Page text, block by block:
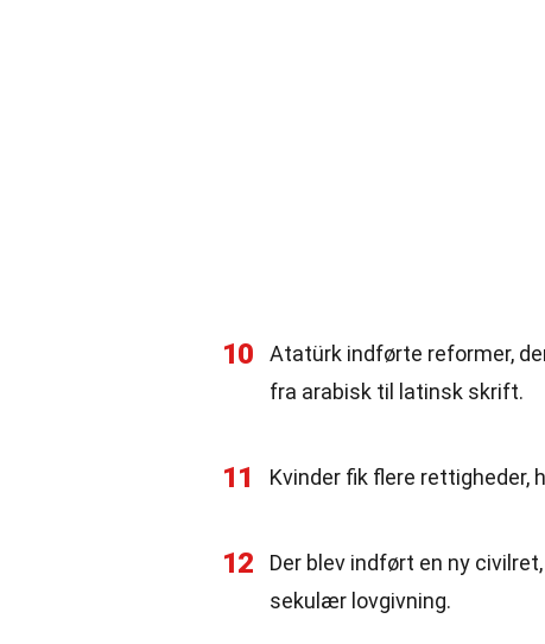
10
Atatürk indførte reformer,
fra arabisk til latinsk skrift.
11 Kvinder fik flere rettigheder,
12
Der blev indført en ny
sekulær lovgivning.